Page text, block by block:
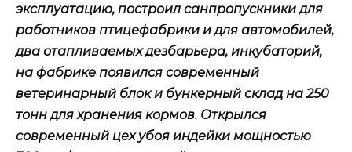
эксплуатацию, построил санпропускники для
работников птицефабрики и для автомобилей,
два отапливаемых дезбарьера, инкубаторий,
на фабрике появился современный
ветеринарный блок и бункерный склад на 250
тонн для хранения кормов. Открылся
современный цех убоя индейки мощностью